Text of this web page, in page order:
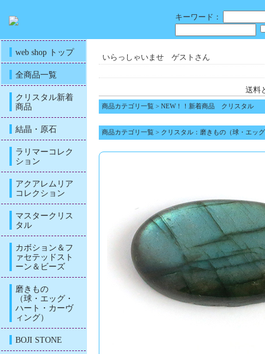
キーワード：
web shop トップ
全商品一覧
クリスタル新着
商品
結晶・原石
ラリマーコレク
ション
アクアレムリア
コレクション
マスタークリス
タル
カボション＆フ
ァセテッドスト
ーン＆ビーズ
磨きもの
（球・エッグ・
ハート・カーヴ
ィング）
BOJI STONE
いらっしゃいませ ゲストさん
送料
商品カテゴリ一覧 > NEW！！新着商品 クリスタル
商品カテゴリ一覧 > クリスタル：磨きもの（球・エッ